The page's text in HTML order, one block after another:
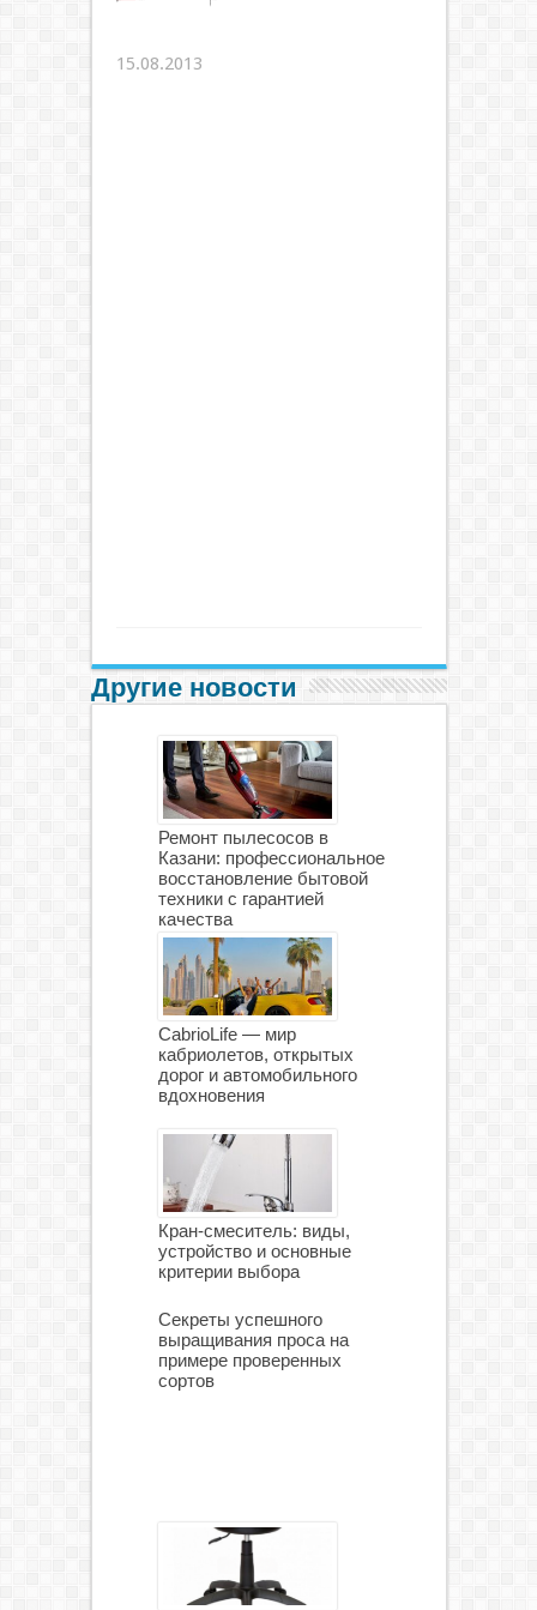
15.08.2013
Другие новости
Ремонт пылесосов в
Казани: профессиональное
восстановление бытовой
техники с гарантией
качества
CabrioLife — мир
кабриолетов, открытых
дорог и автомобильного
вдохновения
Кран-смеситель: виды,
устройство и основные
критерии выбора
Секреты успешного
выращивания проса на
примере проверенных
сортов